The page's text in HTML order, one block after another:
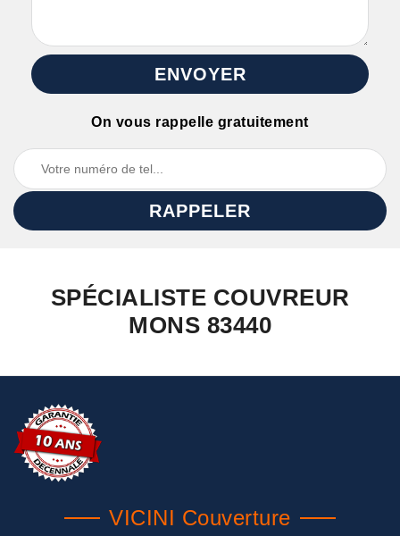
On vous rappelle gratuitement
SPÉCIALISTE COUVREUR
MONS 83440
VICINI Couverture